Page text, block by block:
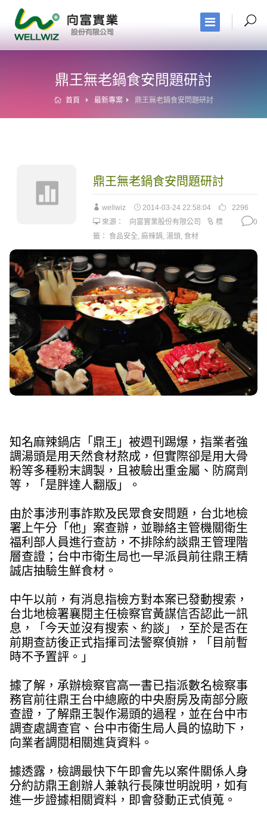
鼎王無老鍋食安問題研討
首頁 最新專案 鼎王無老鍋食安問題研討
鼎王無老鍋食安問題研討
wellwiz 2014-03-24 22:58:04
2296
0
來源： 向富實業股份有限公司
標
籤： 食品安全, 麻辣鍋, 湯頭, 食材
知名麻辣鍋店「鼎王」被週刊踢爆，指業者強
調湯頭是用天然食材熬成，但實際卻是用大骨
粉等多種粉末調製，且被驗出重金屬、防腐劑
等，「是胖達人翻版」。
由於事涉刑事詐欺及民眾食安問題，台北地檢
署上午分「他」案查辦，並聯絡主管機關衛生
福利部人員進行查訪，不排除約談鼎王管理階
層查證；台中市衛生局也一早派員前往鼎王精
誠店抽驗生鮮食材。
中午以前，有消息指檢方對本案已發動搜索，
台北地檢署襄閱主任檢察官黃謀信否認此一訊
息，「今天並沒有搜索、約談」，至於是否在
前期查訪後正式指揮司法警察偵辦，「目前暫
時不予置評。」
據了解，承辦檢察官高一書已指派數名檢察事
務官前往鼎王台中總廠的中央廚房及南部分廠
查證，了解鼎王製作湯頭的過程，並在台中市
調查處調查官、台中市衛生局人員的協助下，
向業者調閱相關進貨資料。
據透露，檢調最快下午即會先以案件關係人身
分約訪鼎王創辦人兼執行長陳世明說明，如有
進一步證據相關資料，即會發動正式偵蒐。